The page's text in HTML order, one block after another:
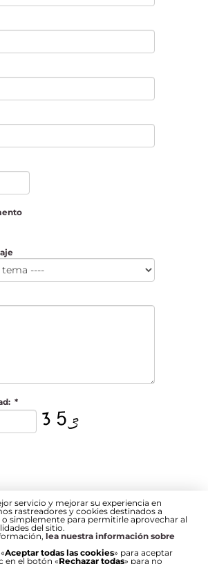
servicio y mejorar su experiencia en
rastreadores y cookies destinados a
simplemente para permitirle aprovechar al
del sitio.
lea nuestra información sobre
Aceptar todas las cookies» para aceptar
en el botón «Rechazar todas» para no
*